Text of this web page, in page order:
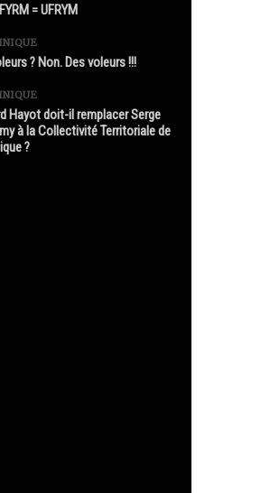
= UFRYM
? Non. Des voleurs !!!
Hayot doit-il remplacer Serge
à la Collectivité Territoriale de
?